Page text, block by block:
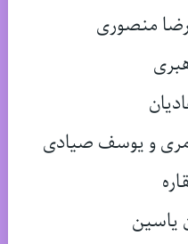
منصوری
و یوسف صیادی
یاسین